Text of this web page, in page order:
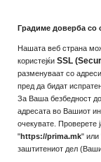
Градиме доверба со
Нашата веб страна
користејќи SSL
разменуваат со
пред да бидат
За Ваша безбедност
адресата во Вашиот
очекувате. Проверете
"https://prima.mk" или
заштитениот дел